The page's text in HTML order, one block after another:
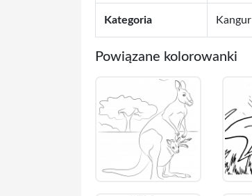
Kategoria Kangur
Powiązane kolorowanki